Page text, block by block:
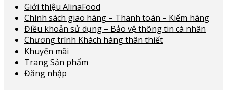
Giới thiệu AlinaFood
Chính sách giao hàng – Thanh toán – Kiểm hàng
Điều khoản sử dụng – Bảo vệ thông tin cá nhân
Chương trình Khách hàng thân thiết
Khuyến mãi
Trang Sản phẩm
Đăng nhập